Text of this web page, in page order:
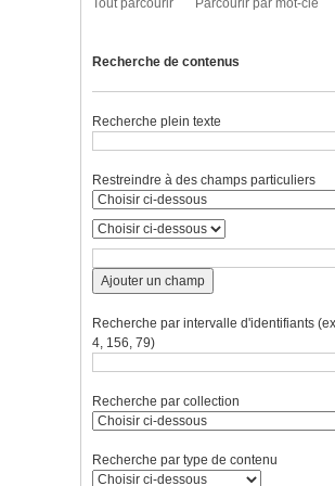
Tout parcourir Parcourir par mot-clé
Recherche de contenus
Recherche plein texte
Restreindre à des champs particuliers
Ajouter un champ
Recherche par intervalle d'identifiants
4, 156, 79)
Recherche par collection
Recherche par type de contenu